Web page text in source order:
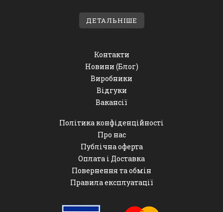
ДЕТАЛЬНІШЕ
Контакти
Новини (Блог)
Виробники
Відгуки
Вакансії
Політика конфіденційності
Про нас
Публічна оферта
Оплата і Доставка
Повернення та обмін
Правила експлуатації